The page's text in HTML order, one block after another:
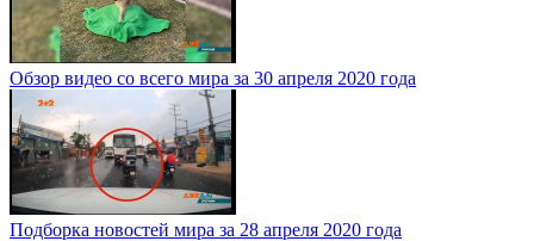
Обзор видео со всего мира за 30 апреля 2020 года
Подборка новостей мира за 28 апреля 2020 года